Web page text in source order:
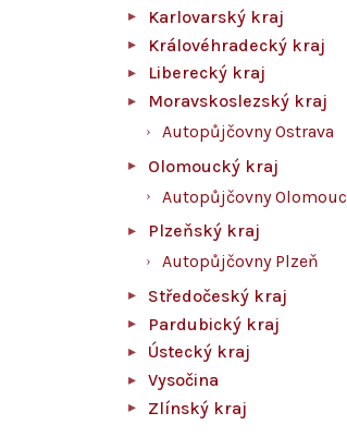
Karlovarský kraj
Královéhradecký kraj
Liberecký kraj
Moravskoslezský kraj
Autopůjčovny Ostrava
Olomoucký kraj
Autopůjčovny Olomouc
Plzeňský kraj
Autopůjčovny Plzeň
Středočeský kraj
Pardubický kraj
Ústecký kraj
Vysočina
Zlínský kraj